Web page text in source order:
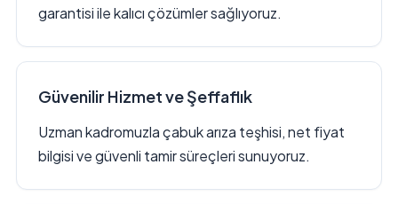
garantisi ile kalıcı çözümler sağlıyoruz.
Güvenilir Hizmet ve Şeffaflık
Uzman kadromuzla çabuk arıza teşhisi, net fiyat
bilgisi ve güvenli tamir süreçleri sunuyoruz.